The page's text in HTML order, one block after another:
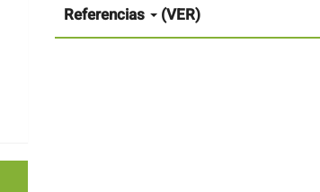
artículo
Referencias (VER)